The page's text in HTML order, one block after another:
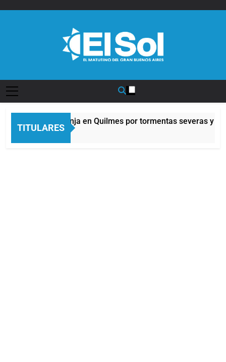
TITULARES
Alerta naranja en Quilmes por tormentas severas y
5 Horas Atrás